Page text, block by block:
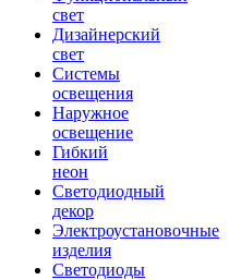
свет
Дизайнерский
свет
Системы
освещения
Наружное
освещение
Гибкий
неон
Светодиодный
декор
Электроустановочные
изделия
Светодиоды